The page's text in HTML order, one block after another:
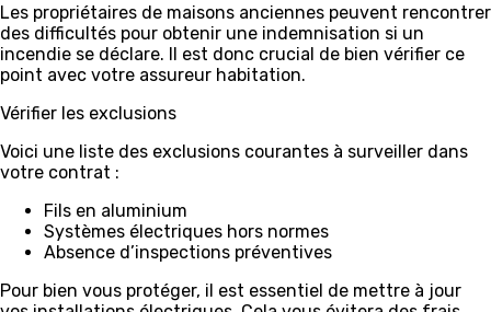
Les propriétaires de maisons anciennes peuvent rencontrer
des difficultés pour obtenir une indemnisation si un
incendie se déclare. Il est donc crucial de bien vérifier ce
point avec votre assureur habitation.
Vérifier les exclusions
Voici une liste des exclusions courantes à surveiller dans
votre contrat :
Fils en aluminium
Systèmes électriques hors normes
Absence d’inspections préventives
Pour bien vous protéger, il est essentiel de mettre à jour